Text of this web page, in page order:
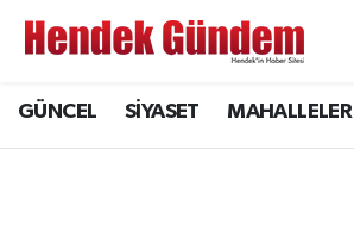
GÜNCEL SİYASET MAHALLELER
Sakarya Hava Durumu